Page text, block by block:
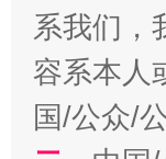
系我们，
容系本人
国/公众/